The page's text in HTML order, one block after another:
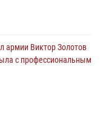
армии Виктор Золотов
с профессиональным